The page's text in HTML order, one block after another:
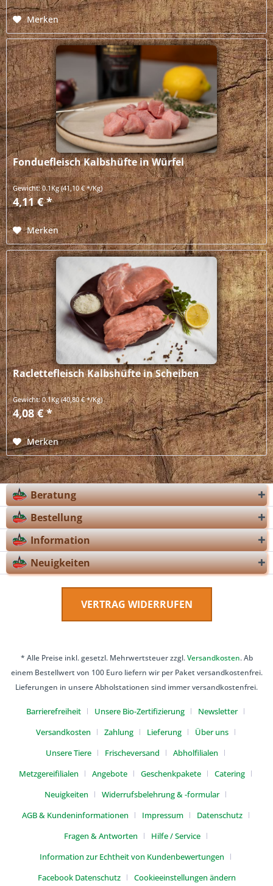
Merken
Fonduefleisch Kalbshüfte in Würfel
Gewicht:0.1Kg(41,10 € */Kg)
4,11 € *
Merken
Raclettefleisch Kalbshüfte in Scheiben
Gewicht:0.1Kg(40,80 € */Kg)
4,08 € *
Merken
Beratung
Bestellung
Information
Neuigkeiten
VERTRAG WIDERRUFEN
* Alle Preise inkl. gesetzl. Mehrwertsteuer zzgl.Versandkosten. Ab
einem Bestellwert von 100 Euro liefern wir per Paket versandkostenfrei.
Lieferungen in unsere Abholstationen sind immer versandkostenfrei.
Barrierefreiheit Unsere Bio-Zertifizierung
Newsletter
Versandkosten
Zahlung Lieferung
Über uns
Unsere Tiere
Frischeversand
Abholfilialen
Metzgereifilialen
Angebote Geschenkpakete
Catering
Neuigkeiten
Widerrufsbelehrung & -formular
AGB & Kundeninformationen
Impressum
Datenschutz
Fragen & Antworten
Hilfe / Service
Information zur Echtheit von Kundenbewertungen
Facebook Datenschutz
Cookieeinstellungen ändern